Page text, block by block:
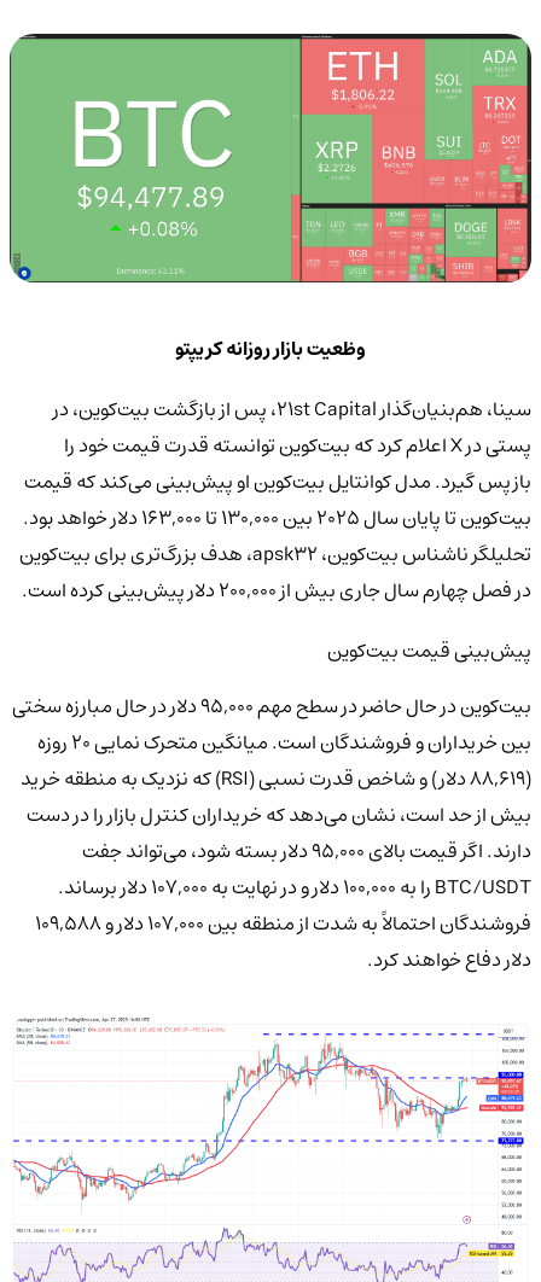
وظعیت بازار روزانه کریپتو
سینا، هم‌بنیان‌گذار ۲۱st Capital، پس از بازگشت بیت‌کوین، در
پستی در X اعلام کرد که بیت‌کوین توانسته قدرت قیمت خود را
بازپس گیرد. مدل کوانتایل بیت‌کوین او پیش‌بینی می‌کند که قیمت
بیت‌کوین تا پایان سال ۲۰۲۵ بین ۱۳۰,۰۰۰ تا ۱۶۳,۰۰۰ دلار خواهد بود.
تحلیلگر ناشناس بیت‌کوین، apsk32، هدف بزرگ‌تری برای بیت‌کوین
در فصل چهارم سال جاری بیش از ۲۰۰,۰۰۰ دلار پیش‌بینی کرده است.
پیش‌بینی قیمت بیت‌کوین
بیت‌کوین در حال حاضر در سطح مهم ۹۵,۰۰۰ دلار در حال مبارزه سختی
بین خریداران و فروشندگان است. میانگین متحرک نمایی ۲۰ روزه
(۸۸,۶۱۹ دلار) و شاخص قدرت نسبی (RSI) که نزدیک به منطقه خرید
بیش از حد است، نشان می‌دهد که خریداران کنترل بازار را در دست
دارند. اگر قیمت بالای ۹۵,۰۰۰ دلار بسته شود، می‌تواند جفت
BTC/USDT را به ۱۰۰,۰۰۰ دلار و در نهایت به ۱۰۷,۰۰۰ دلار برساند.
فروشندگان احتمالاً به شدت از منطقه بین ۱۰۷,۰۰۰ دلار و ۱۰۹,۵۸۸
دلار دفاع خواهند کرد.